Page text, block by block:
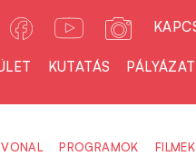
KUTATÁS
PROGRAMOK FILMEK